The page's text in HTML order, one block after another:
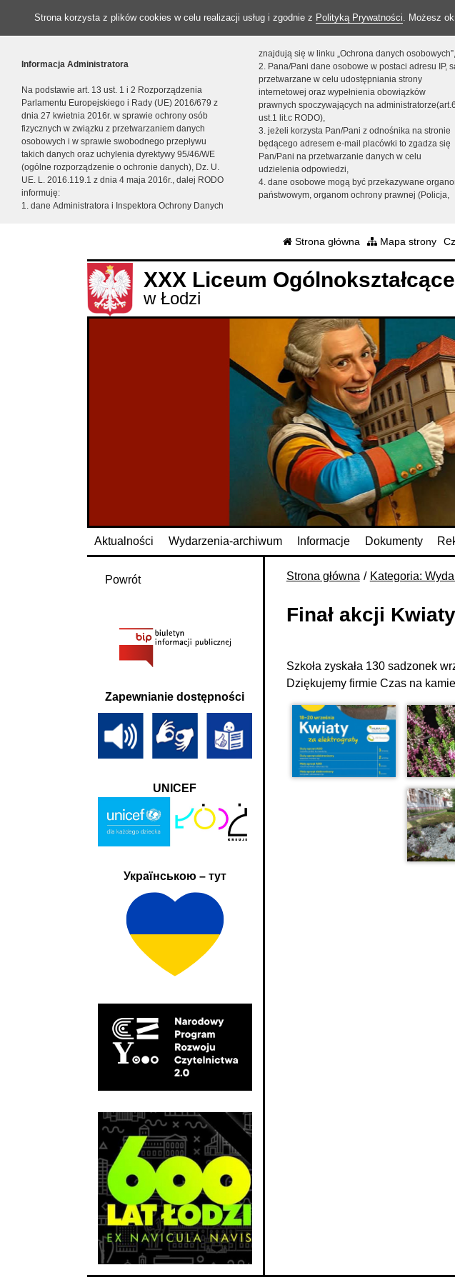
Strona korzysta z plików cookies w celu realizacji usług i zgodnie z Polityką Prywatności. Możesz
Informacja Administratora
Na podstawie art. 13 ust. 1 i 2 Rozporządzenia
Parlamentu Europejskiego i Rady (UE) 2016/679 z
dnia 27 kwietnia 2016r. w sprawie ochrony osób
fizycznych w związku z przetwarzaniem danych
osobowych i w sprawie swobodnego przepływu
takich danych oraz uchylenia dyrektywy 95/46/WE
(ogólne rozporządzenie o ochronie danych), Dz. U.
UE. L. 2016.119.1 z dnia 4 maja 2016r., dalej RODO
informuję:
1. dane Administratora i Inspektora Ochrony Danych
znajdują się w linku „Ochrona danych osobowych”,
2. Pana/Pani dane osobowe w postaci adresu IP,
przetwarzane w celu udostępniania strony
internetowej oraz wypełnienia obowiązków
prawnych spoczywających na administratorze(art.6
ust.1 lit.c RODO),
3. jeżeli korzysta Pan/Pani z odnośnika na stronie
będącego adresem e-mail placówki to zgadza się
Pan/Pani na przetwarzanie danych w celu
udzielenia odpowiedzi,
4. dane osobowe mogą być przekazywane
państwowym, organom ochrony prawnej (Policja,
Strona główna Mapa strony
XXX Liceum Ogólnokształcące
w Łodzi
Aktualności Wydarzenia-archiwum Informacje Dokumenty
Strona główna Kategoria:
Finał akcji
Szkoła zyskała 130 sadzonek
Dziękujemy firmie Czas na
Powrót
Zapewnianie dostępności
UNICEF
Українською – тут